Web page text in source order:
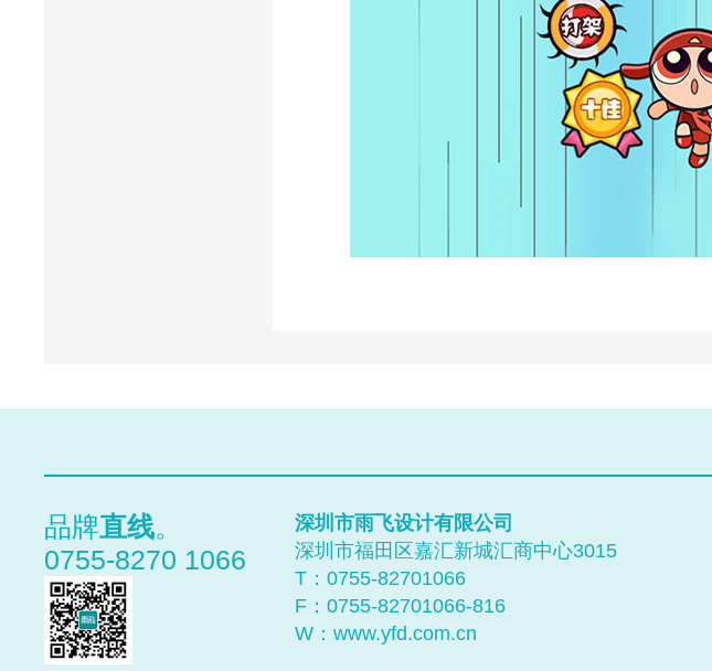
Next
品牌直线。
0755-8270 1066
深圳市雨飞设计有限公司
深圳市福田区嘉汇新城汇商中心3015
T：0755-82701066
F：0755-82701066-816
W： www.yfd.com.cn